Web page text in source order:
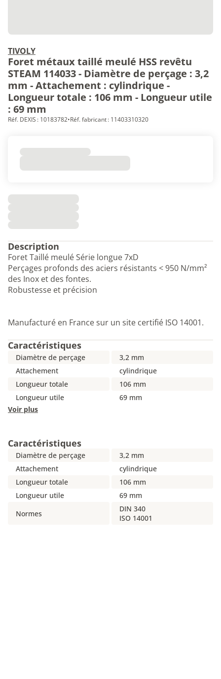
TIVOLY
Foret métaux taillé meulé HSS revêtu
STEAM 114033 - Diamètre de perçage : 3,2
mm - Attachement : cylindrique -
Longueur totale : 106 mm - Longueur utile
: 69 mm
Réf. DEXIS : 10183782•Réf. fabricant : 11403310320
Description
Foret Taillé meulé Série longue 7xD
Perçages profonds des aciers résistants < 950 N/mm²
des Inox et des fontes.
Robustesse et précision
Manufacturé en France sur un site certifié ISO 14001.
Caractéristiques
Diamètre de perçage
3,2 mm
Attachement
cylindrique
Longueur totale
106 mm
Longueur utile
69 mm
Voir plus
Caractéristiques
Diamètre de perçage
3,2 mm
Attachement
cylindrique
Longueur totale
106 mm
Longueur utile
69 mm
Normes
DIN 340
ISO 14001